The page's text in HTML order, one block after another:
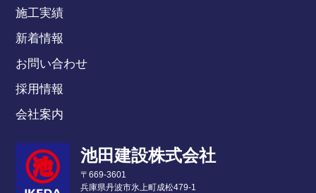
池田建設株式会社
〒669-3601
兵庫県丹波市氷上町成松479-1
施工実績
新着情報
お問い合わせ
採用情報
会社案内